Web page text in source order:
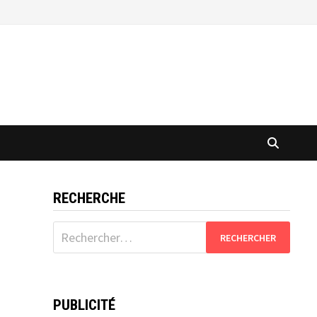
RECHERCHE
Rechercher :
PUBLICITÉ